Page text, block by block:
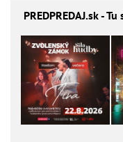
PREDPREDAJ.sk -